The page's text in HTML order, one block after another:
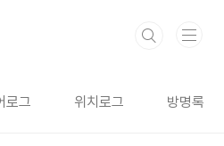
로그 위치로그 방명록